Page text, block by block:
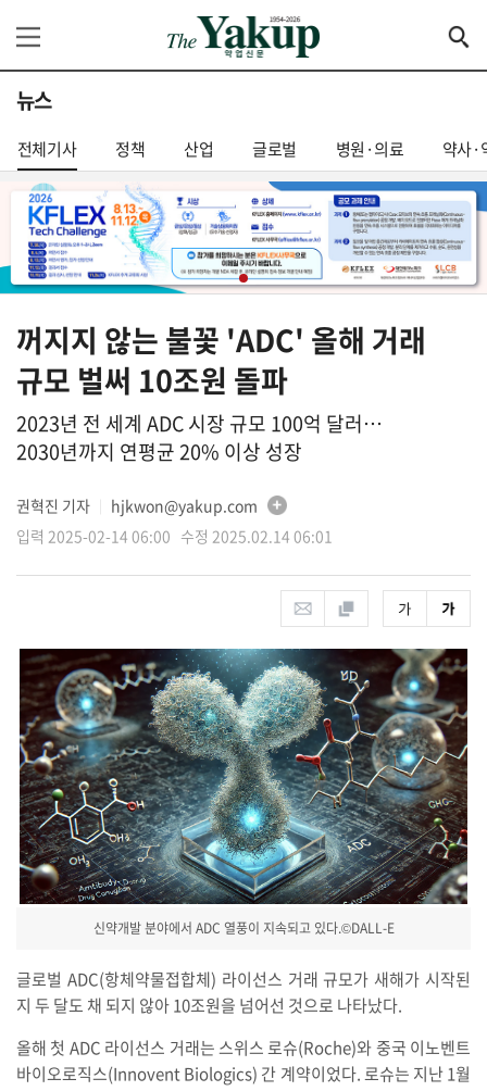
뉴스
전체기사 정책 산업 글로벌 병원·의료 약사·
꺼지지 않는 불꽃 'ADC' 올해 거래
규모 벌써 10조원 돌파
2023년 전 세계 ADC 시장 규모 100억 달러…
2030년까지 연평균 20% 이상 성장
권혁진 기자
hjkwon@yakup.com
입력 2025-02-14 06:00 수정 2025.02.14 06:01
신약개발 분야에서 ADC 열풍이 지속되고 있다.©DALL-E
글로벌 ADC(항체약물접합체) 라이선스 거래 규모가 새해가 시작된
지 두 달도 채 되지 않아 10조원을 넘어선 것으로 나타났다.
올해 첫 ADC 라이선스 거래는 스위스 로슈(Roche)와 중국 이노벤트
바이오로직스(Innovent Biologics) 간 계약이었다. 로슈는 지난 1월